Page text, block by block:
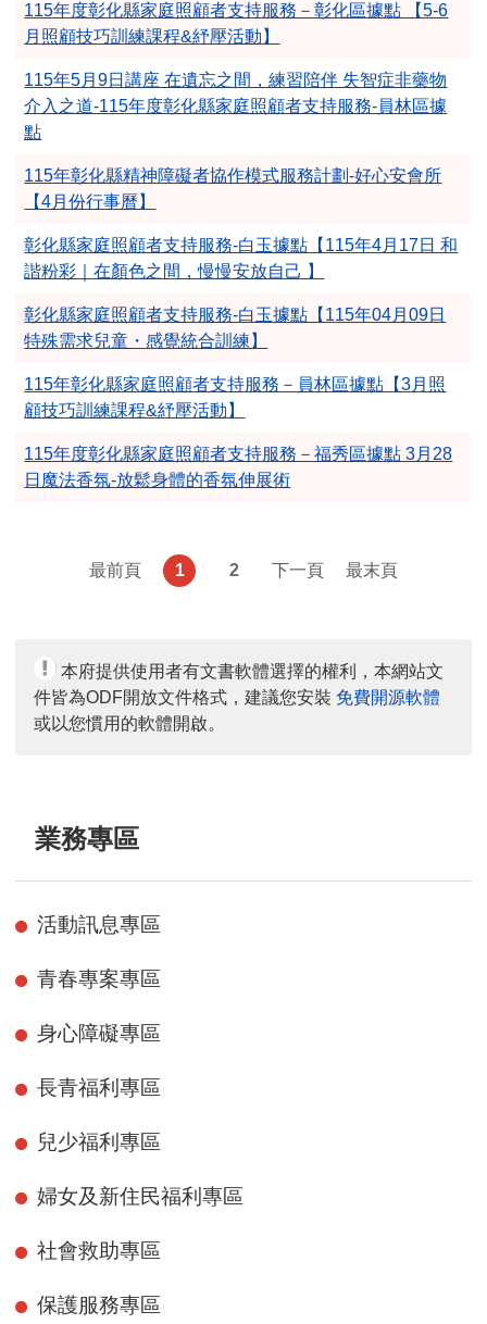
業務專區
活動訊息專區
青春專案專區
身心障礙專區
長青福利專區
兒少福利專區
婦女及新住民福利專區
社會救助專區
保護服務專區
115年度彰化縣家庭照顧者支持服務－彰化區據點 【5-6
月照顧技巧訓練課程&紓壓活動】
115年5月9日講座 在遺忘之間，練習陪伴 失智症非藥物
介入之道-115年度彰化縣家庭照顧者支持服務-員林區據
點
115年彰化縣精神障礙者協作模式服務計劃-好心安會所
【4月份行事曆】
彰化縣家庭照顧者支持服務-白玉據點【115年4月17日 和
諧粉彩｜在顏色之間，慢慢安放自己 】
彰化縣家庭照顧者支持服務-白玉據點【115年04月09日
特殊需求兒童・感覺統合訓練】
115年彰化縣家庭照顧者支持服務－員林區據點【3月照
顧技巧訓練課程&紓壓活動】
115年度彰化縣家庭照顧者支持服務－福秀區據點 3月28
日魔法香氛-放鬆身體的香氛伸展術
最前頁 1 2 下一頁 最末頁
本府提供使用者有文書軟體選擇的權利，本網站文
件皆為ODF開放文件格式，建議您安裝 免費開源軟體
或以您慣用的軟體開啟。